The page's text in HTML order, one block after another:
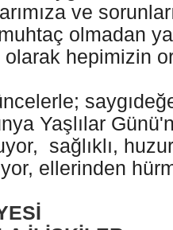
ve
olmadan
hepimizin
Yaşlılar
sağlıklı,
ellerinden